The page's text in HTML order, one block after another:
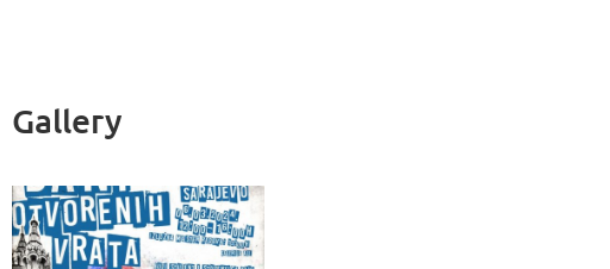
Gallery